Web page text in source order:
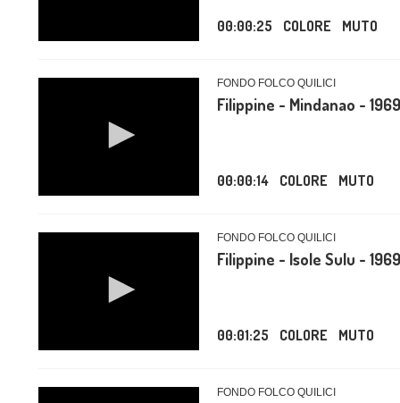
00:00:25 COLORE MUTO
FONDO FOLCO QUILICI
Filippine - Mindanao - 1969
00:00:14 COLORE MUTO
FONDO FOLCO QUILICI
Filippine - Isole Sulu - 1969
00:01:25 COLORE MUTO
FONDO FOLCO QUILICI